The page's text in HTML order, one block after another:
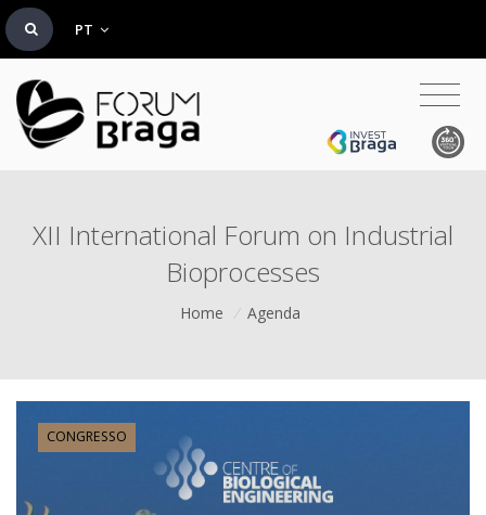
PT
XII International Forum on Industrial
Bioprocesses
Home / Agenda
CONGRESSO